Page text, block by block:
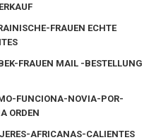
FRAUEN ECHTE
FRAUEN MAIL -BESTELLUNG
FUNCIONA-NOVIA-POR-
ORDEN
AFRICANAS-CALIENTES